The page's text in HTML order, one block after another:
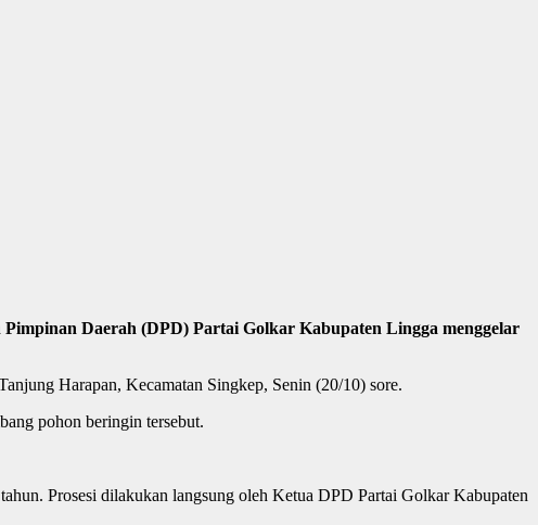
Daerah (DPD) Partai Golkar Kabupaten Lingga menggelar
Harapan, Kecamatan Singkep, Senin (20/10) sore.
pohon beringin tersebut.
Prosesi dilakukan langsung oleh Ketua DPD Partai Golkar Kabupaten